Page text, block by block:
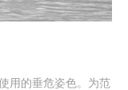
用的垂危姿色。为范